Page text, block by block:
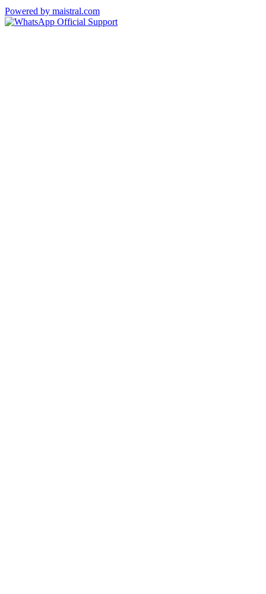
Powered by maistral.com